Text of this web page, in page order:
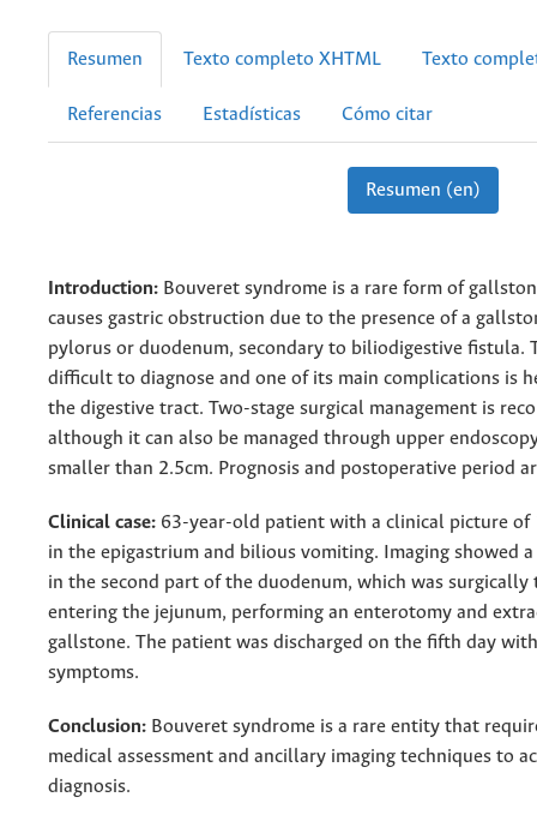
Resumen Texto completo XHTML Texto
Referencias Estadísticas Cómo citar
Resumen (en)
Introduction: Bouveret syndrome is a rare form of
causes gastric obstruction due to the presence of a
pylorus or duodenum, secondary to biliodigestive fistula.
difficult to diagnose and one of its main complications is
the digestive tract. Two-stage surgical management is
although it can also be managed through upper
smaller than 2.5cm. Prognosis and postoperative period
Clinical case: 63-year-old patient with a clinical picture of
in the epigastrium and bilious vomiting. Imaging showed a
in the second part of the duodenum, which was surgically
entering the jejunum, performing an enterotomy and
gallstone. The patient was discharged on the fifth day
symptoms.
Conclusion: Bouveret syndrome is a rare entity that
medical assessment and ancillary imaging techniques to
diagnosis.